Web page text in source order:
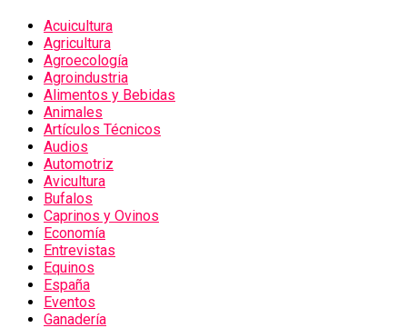
Acuicultura
Agricultura
Agroecología
Agroindustria
Alimentos y Bebidas
Animales
Artículos Técnicos
Audios
Automotriz
Avicultura
Bufalos
Caprinos y Ovinos
Economía
Entrevistas
Equinos
España
Eventos
Ganadería